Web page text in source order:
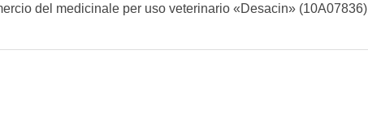
del medicinale per uso veterinario «Desacin» (10A07836)